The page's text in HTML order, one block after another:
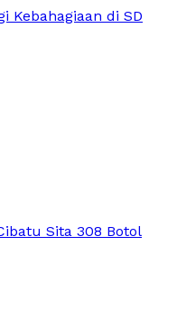
Kebahagiaan di SD
Sita 308 Botol